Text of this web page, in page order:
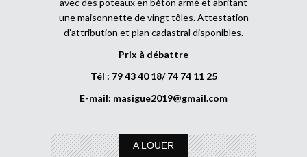
une maisonnette de vingt tôles. Attestation
d’attribution et plan cadastral disponibles.
Prix à débattre
Tél : 79 43 40 18/ 74 74 11 25
E-mail: masigue2019@gmail.com
A LOUER